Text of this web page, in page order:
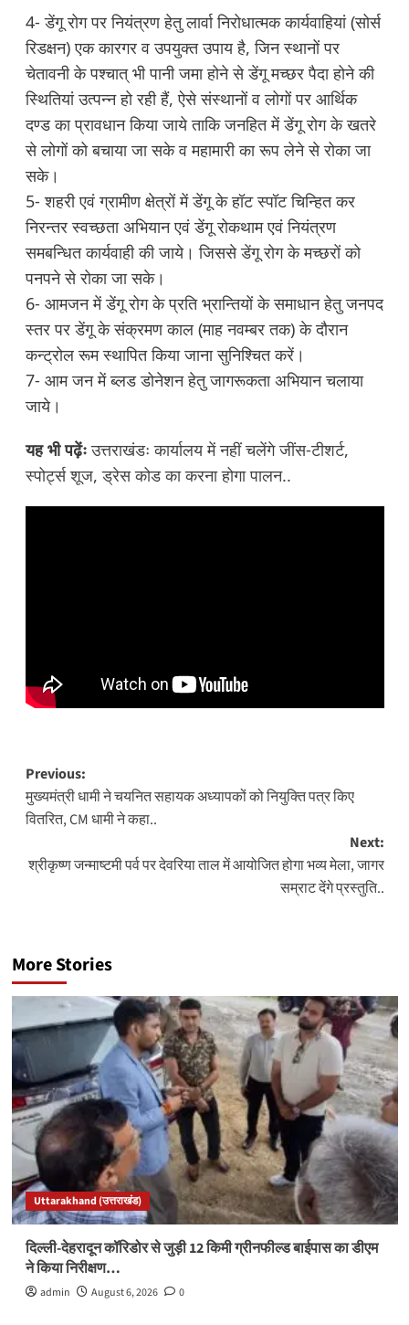
4- डेंगू रोग पर नियंत्रण हेतु लार्वा निरोधात्मक कार्यवाहियां (सोर्स
रिडक्षन) एक कारगर व उपयुक्त उपाय है, जिन स्थानों पर
चेतावनी के पश्चात् भी पानी जमा होने से डेंगू मच्छर पैदा होने की
स्थितियां उत्पन्न हो रही हैं, ऐसे संस्थानों व लोगों पर आर्थिक
दण्ड का प्रावधान किया जाये ताकि जनहित में डेंगू रोग के खतरे
से लोगों को बचाया जा सके व महामारी का रूप लेने से रोका जा
सके।
5- शहरी एवं ग्रामीण क्षेत्रों में डेंगू के हॉट स्पॉट चिन्हित कर
निरन्तर स्वच्छता अभियान एवं डेंगू रोकथाम एवं नियंत्रण
समबन्धित कार्यवाही की जाये। जिससे डेंगू रोग के मच्छरों को
पनपने से रोका जा सके।
6- आमजन में डेंगू रोग के प्रति भ्रान्तियों के समाधान हेतु जनपद
स्तर पर डेंगू के संक्रमण काल (माह नवम्बर तक) के दौरान
कन्ट्रोल रूम स्थापित किया जाना सुनिश्चित करें।
7- आम जन में ब्लड डोनेशन हेतु जागरूकता अभियान चलाया
जाये।
यह भी पढ़ेंः उत्तराखंडः कार्यालय में नहीं चलेंगे जींस-टीशर्ट,
स्पोर्ट्स शूज, ड्रेस कोड का करना होगा पालन..
Post
navigation
Previous:
मुख्यमंत्री धामी ने चयनित सहायक अध्यापकों को नियुक्ति पत्र किए
वितरित, CM धामी ने कहा..
Next:
श्रीकृष्ण जन्माष्टमी पर्व पर देवरिया ताल में आयोजित होगा भव्य मेला, जागर
सम्राट देंगे प्रस्तुति..
More Stories
Uttarakhand (उत्तराखंड)
दिल्ली-देहरादून कॉरिडोर से जुड़ी 12 किमी ग्रीनफील्ड बाईपास का डीएम
ने किया निरीक्षण…
admin August 6, 2026 0